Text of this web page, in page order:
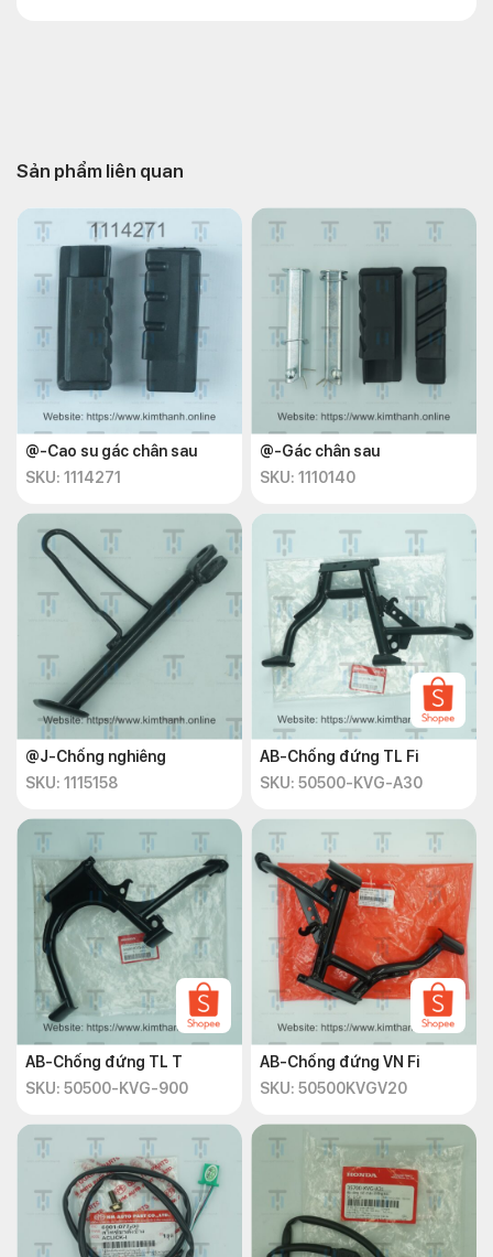
Sản phẩm liên quan
@-Cao su gác chân sau
SKU: 1114271
@-Gác chân sau
SKU: 1110140
@J-Chống nghiêng
SKU: 1115158
AB-Chống đứng TL Fi
SKU: 50500-KVG-A30
AB-Chống đứng TL T
SKU: 50500-KVG-900
AB-Chống đứng VN Fi
SKU: 50500KVGV20